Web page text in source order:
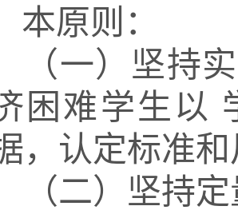
本原则：
（一）坚持
困难学生以
，认定标准
（二）坚持